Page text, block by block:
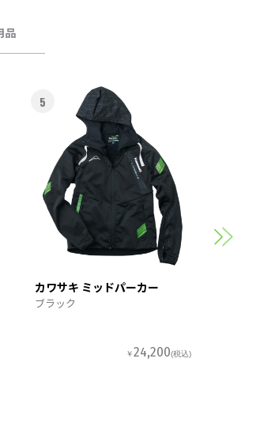
品
5
カワサキ ミッドパーカー
ブラック
￥24,200(税込)
スポ